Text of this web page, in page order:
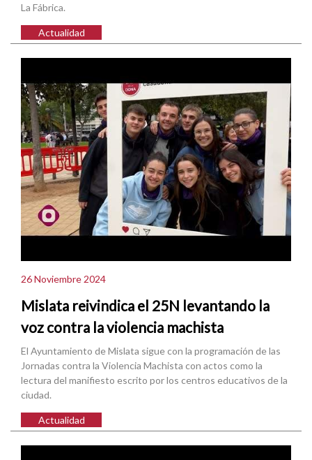
La Fábrica.
Actualidad
26 Noviembre 2024
Mislata reivindica el 25N levantando la
voz contra la violencia machista
El Ayuntamiento de Mislata sigue con la programación de las
Jornadas contra la Violencia Machista con actos como la
lectura del manifiesto escrito por los centros educativos de la
ciudad.
Actualidad